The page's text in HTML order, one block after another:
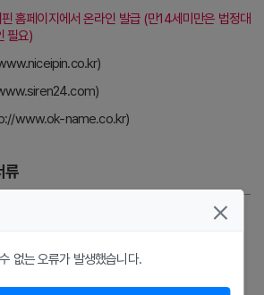
홈페이지에서 온라인 발급 (만14세미만은 법정대
필요)
)
)
www.ok-name.co.kr)
류
14세 미만 미성년자: 주민등록등본, 법정대리인
없는 오류가 발생했습니다.